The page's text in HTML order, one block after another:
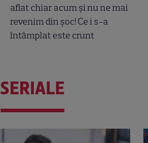
aflat chiar acum și nu ne mai
revenim din șoc! Ce i s-a
întâmplat este crunt
SERIALE